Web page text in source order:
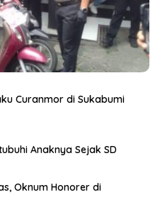
Curanmor di Sukabumi
Anaknya Sejak SD
Oknum Honorer di